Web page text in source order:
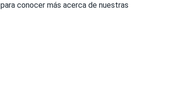
para conocer más acerca de nuestras